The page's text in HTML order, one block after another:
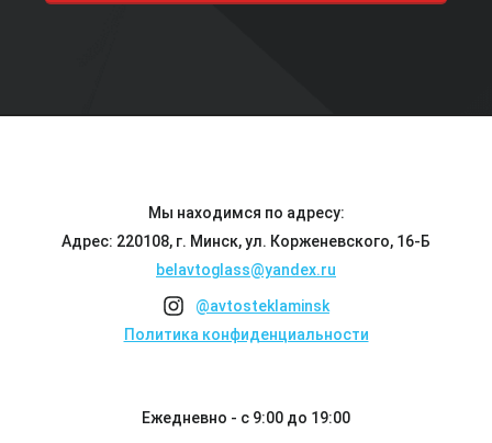
Мы находимся по адресу:
Адрес: 220108, г. Минск, ул. Корженевского, 16-Б
belavtoglass@yandex.ru
@avtosteklaminsk
Политика конфиденциальности
Ежедневно - с 9:00 до 19:00